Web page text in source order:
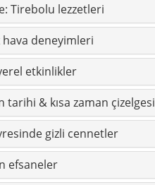
Tirebolu lezzetleri
hava deneyimleri
etkinlikler
tarihi & kısa zaman çizelgesi
gizli cennetler
efsaneler